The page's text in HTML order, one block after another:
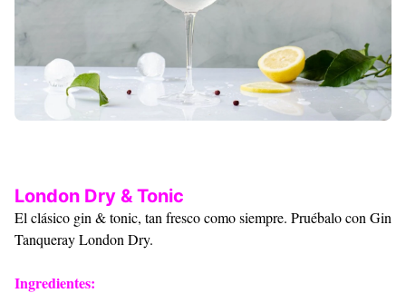
London Dry & Tonic
El clásico gin & tonic, tan fresco como siempre. Pruébalo con Gin
Tanqueray London Dry.
Ingredientes: